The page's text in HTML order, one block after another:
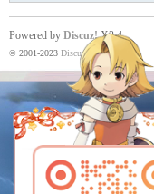
Powered by Discuz! X3.4
© 2001-2023 Discuz! Team.